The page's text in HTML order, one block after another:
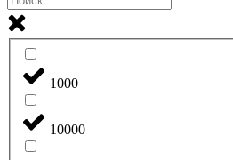
1000
10000